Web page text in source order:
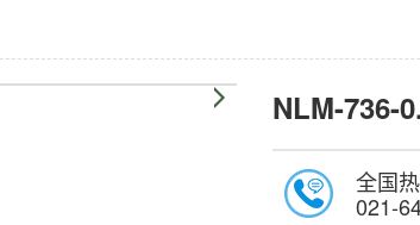
NLM-736-
全国
021-